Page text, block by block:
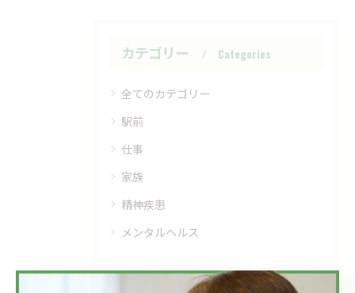
カテゴリー Categories
全てのカテゴリー
駅前
仕事
家族
精神疾患
メンタルヘルス